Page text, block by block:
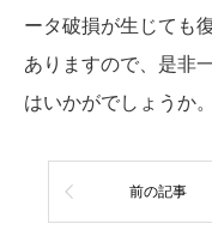
ータ破損が生じても
ありますので、是非
はいかがでしょうか。
前の記事